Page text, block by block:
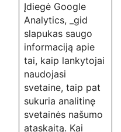
Įdiegė Google
Analytics, _gid
slapukas saugo
informaciją apie
tai, kaip lankytojai
naudojasi
svetaine, taip pat
sukuria analitinę
svetainės našumo
ataskaitą. Kai